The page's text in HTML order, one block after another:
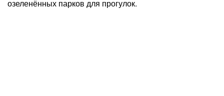
озеленённых парков для прогулок.